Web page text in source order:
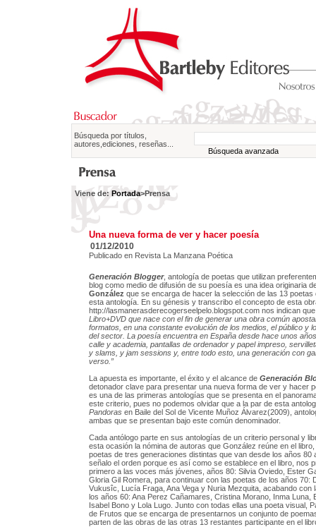
Búsqueda por títulos,
autores,ediciones, reseñas...
Búsqueda avanzada
Viene de: Portada>Prensa
Una nueva forma de ver y hacer poesía
01/12/2010
Publicado en Revista La Manzana Poética
Generación Blogger, antología de poetas que utilizan
blog como medio de difusión de su poesía es una idea originaria
González que se encarga de hacer la selección de las 13 poetas
esta antología. En su génesis y transcribo el concepto de esta
http://lasmanerasderecogerseelpelo.blogspot.com nos indican
Libro+DVD que nace con el fin de generar una obra común
formatos, en una constante evolución de los medios, el público y
del sector. La poesía encuentra en España desde hace unos
calle y academia, pantallas de ordenador y papel impreso,
y slams, y jam sessions y, entre todo esto, una generación con
verso.”
La apuesta es importante, el éxito y el alcance de Generación
detonador clave para presentar una nueva forma de ver y hacer
es una de las primeras antologías que se presenta en el
este criterio, pues no podemos olvidar que a la par de esta
Pandorasen Baile del Sol de Vicente Muñoz Álvarez(2009),
ambas que se presentan bajo este común denominador.
Cada antólogo parte en sus antologías de un criterio personal y
esta ocasión la nómina de autoras que González reúne en el
poetas de tres generaciones distintas que van desde los años 80
señalo el orden porque es así como se establece en el libro, nos
primero a las voces más jóvenes, años 80: Silvia Oviedo, Ester
Gloria Gil Romera, para continuar con las poetas de los años 70:
Vukusîc, Lucía Fraga, Ana Vega y Nuria Mezquita, acabando con
los años 60: Ana Perez Cañamares, Cristina Morano, Inma Luna,
Isabel Bono y Lola Lugo. Junto con todas ellas una poeta visual,
de Frutos que se encarga de presentarnos un conjunto de
parten de las obras de las otras 13 restantes participante en el